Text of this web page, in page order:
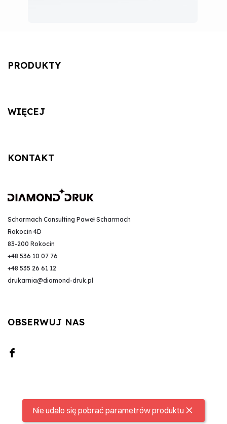
Nie udało się pobrać parametrów produktu
PRODUKTY
WIĘCEJ
KONTAKT
Scharmach Consulting Paweł Scharmach
Rokocin 4D
83-200 Rokocin
+48 536 10 07 76
+48 535 26 61 12
drukarnia@diamond-druk.pl
OBSERWUJ NAS